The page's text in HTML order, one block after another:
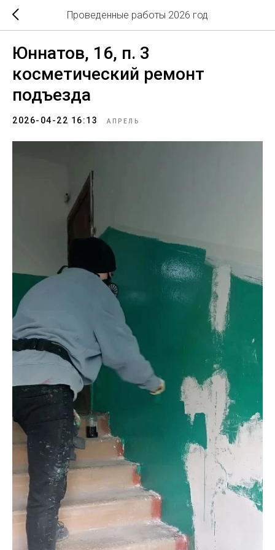
Проведенные работы 2026 год
Юннатов, 16, п. 3
косметический ремонт
подъезда
2026-04-22 16:13 АПРЕЛЬ